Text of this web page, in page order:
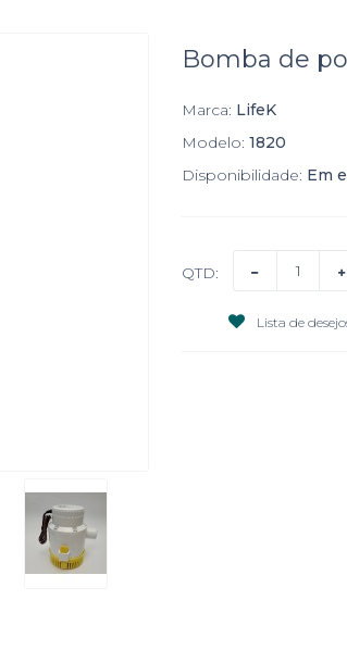
Bomba de
Marca: LifeK
Modelo: 1820
Disponibilidade: Em
QTD:
Lista de